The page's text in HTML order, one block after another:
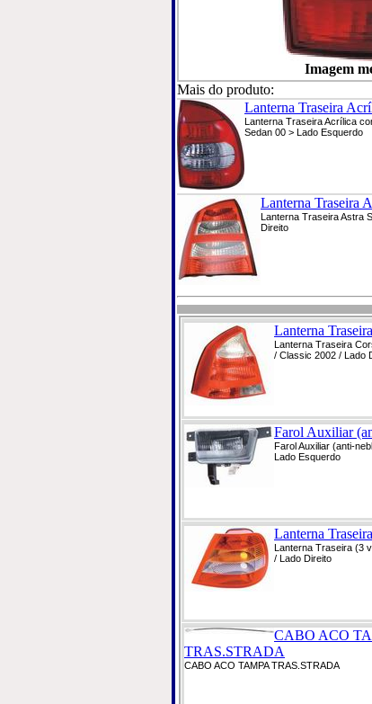
Imagem
Mais do produto:
Lanterna Traseira
Lanterna Traseira Acrílica
Sedan 00 > Lado Esquerdo
Lanterna Traseira
Lanterna Traseira Astra
Direito
Lanterna
Lanterna Traseira
/ Classic 2002 / Lado
Farol Auxiliar
Farol Auxiliar (anti-
Lado Esquerdo
Lanterna
Lanterna Traseira (3
/ Lado Direito
CABO ACO
TRAS.STRADA
CABO ACO TAMPA TRAS.STRADA